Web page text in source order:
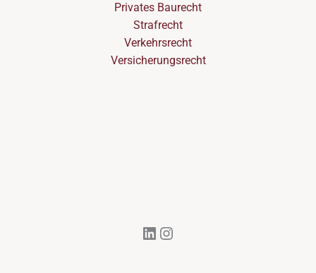
Privates Baurecht
Strafrecht
Verkehrsrecht
Versicherungsrecht
LinkedIn
Instagram